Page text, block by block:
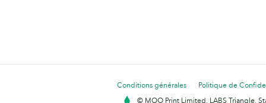
Conditions générales
Politique de
© MOO Print Limited, LABS Triangle,